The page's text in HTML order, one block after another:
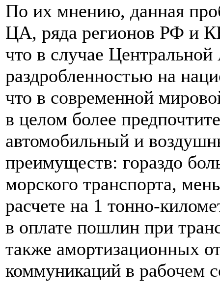
По их мнению, данная
ЦА, ряда регионов РФ и
что в случае
раздробленностью на
что в современной
в целом более
автомобильный и
преимуществ: гораздо
морского транспорта,
расчете на 1 тонно-
в оплате пошлин при
также амортизационных
коммуникаций в рабочем